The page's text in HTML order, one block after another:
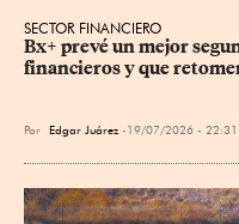
SECTOR FINANCIERO
Bx+ prevé un mejor
financieros y que
Por Edgar Juárez 19/07/2026 - 22:31